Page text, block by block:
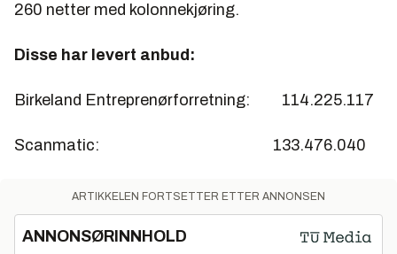
260 netter med kolonnekjøring.
Disse har levert anbud:
Birkeland Entreprenørforretning: 114.225.117
Scanmatic: 133.476.040
ARTIKKELEN FORTSETTER ETTER ANNONSEN
ANNONSØRINNHOLD